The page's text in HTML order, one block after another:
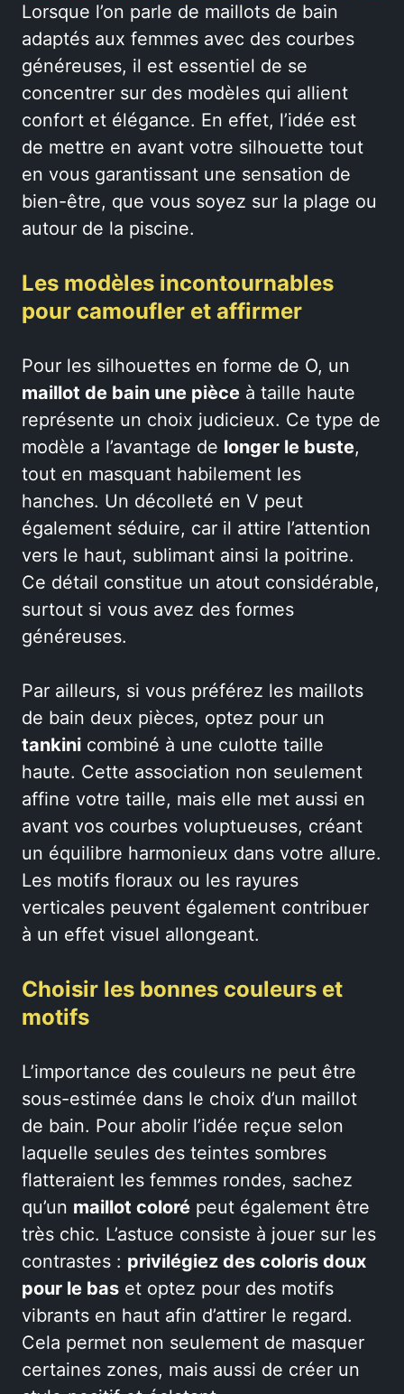
Lorsque l’on parle de maillots de bain
adaptés aux femmes avec des courbes
généreuses, il est essentiel de se
concentrer sur des modèles qui allient
confort et élégance. En effet, l’idée est
de mettre en avant votre silhouette tout
en vous garantissant une sensation de
bien-être, que vous soyez sur la plage ou
autour de la piscine.
Les modèles incontournables
pour camoufler et affirmer
Pour les silhouettes en forme de O, un
maillot de bain une pièce à taille haute
représente un choix judicieux. Ce type de
modèle a l’avantage de longer le buste,
tout en masquant habilement les
hanches. Un décolleté en V peut
également séduire, car il attire l’attention
vers le haut, sublimant ainsi la poitrine.
Ce détail constitue un atout considérable,
surtout si vous avez des formes
généreuses.
Par ailleurs, si vous préférez les maillots
de bain deux pièces, optez pour un
tankini combiné à une culotte taille
haute. Cette association non seulement
affine votre taille, mais elle met aussi en
avant vos courbes voluptueuses, créant
un équilibre harmonieux dans votre allure.
Les motifs floraux ou les rayures
verticales peuvent également contribuer
à un effet visuel allongeant.
Choisir les bonnes couleurs et
motifs
L’importance des couleurs ne peut être
sous-estimée dans le choix d’un maillot
de bain. Pour abolir l’idée reçue selon
laquelle seules des teintes sombres
flatteraient les femmes rondes, sachez
qu’un maillot coloré peut également être
très chic. L’astuce consiste à jouer sur les
contrastes : privilégiez des coloris doux
pour le bas et optez pour des motifs
vibrants en haut afin d’attirer le regard.
Cela permet non seulement de masquer
certaines zones, mais aussi de créer un